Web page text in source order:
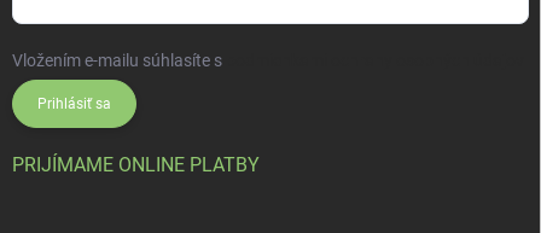
Vložením e-mailu súhlasíte s
Prihlásiť sa
PRIJÍMAME ONLINE PLATBY